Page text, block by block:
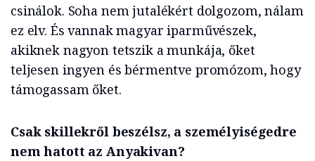
csinálok. Soha nem jutalékért dolgozom, nálam
ez elv. És vannak magyar iparművészek,
akiknek nagyon tetszik a munkája, őket
teljesen ingyen és bérmentve promózom, hogy
támogassam őket.
Csak skillekről beszélsz, a személyiségedre
nem hatott az Anyakivan?